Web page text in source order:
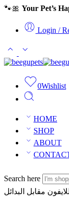
🐾🎀 Your Pet’s
Login /
0Wishlist
HOME
SHOP
ABOUT
Search here
مقابل البدائل